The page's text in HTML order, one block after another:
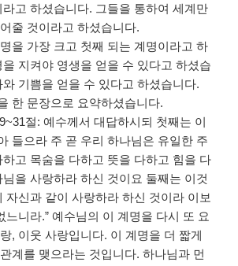
고 하셨습니다. 그들을 통하여 세계만
줄 것이라고 하셨습니다.
을 가장 크고 첫째 되는 계명이라고 하
을 지켜야 영생을 얻을 수 있다고 하셨습
와 기쁨을 얻을 수 있다고 하셨습니다.
한 문장으로 요약하셨습니다.
절: 예수께서 대답하시되 첫째는 이
들으라 주 곧 우리 하나님은 유일한 주
고 목숨을 다하고 뜻을 다하고 힘을 다
을 사랑하라 하신 것이요 둘째는 이것
자신과 같이 사랑하라 하신 것이라 이보
느니라.” 예수님의 이 계명을 다시 또 요
, 이웃 사랑입니다. 이 계명을 더 짧게
계를 맺으라는 것입니다.하나님과 먼